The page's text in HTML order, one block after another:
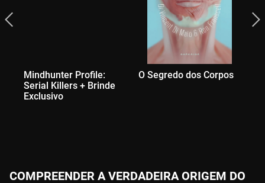
Mindhunter Profile:
Serial Killers + Brinde
Exclusivo
O Segredo dos Corpos
COMPREENDER A VERDADEIRA ORIGEM DO